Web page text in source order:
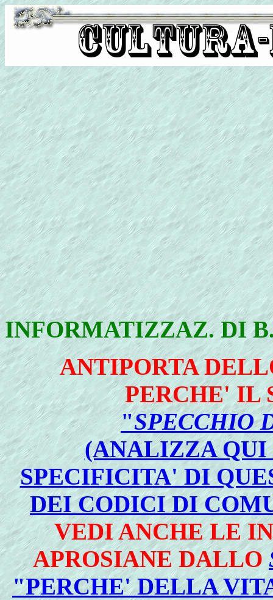
INFORMATIZZAZ. DI
ANTIPORTA
PERCHE' IL
"SPECCHIO
(ANALIZZA QUI
SPECIFICITA' DI
DEI CODICI DI
VEDI ANCHE LE
APROSIANE DALLO
"PERCHE' DELLA